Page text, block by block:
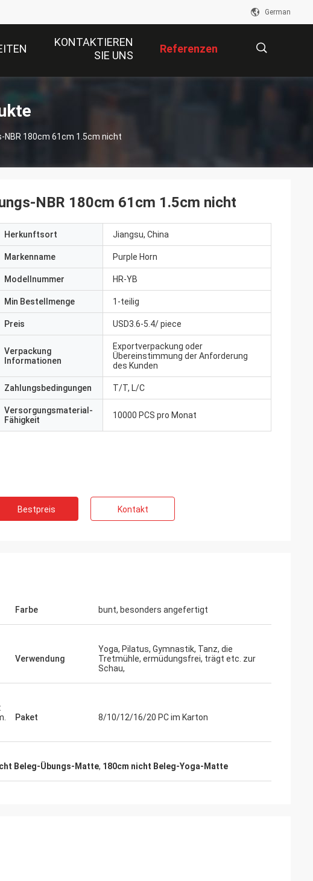
German
KONTAKTIEREN
SIE UNS
Referenzen
180cm 61cm 1.5cm nicht
NBR 180cm 61cm 1.5cm nicht
Herkunftsort Jiangsu, China
Markenname Purple Horn
Modellnummer HR-YB
Min Bestellmenge 1-teilig
Preis USD3.6-5.4/ piece
Verpackung
Informationen
Exportverpackung oder
Übereinstimmung der Anforderung
des Kunden
Zahlungsbedingungen T/T, L/C
Versorgungsmaterial-
Fähigkeit
10000 PCS pro Monat
Bestpreis Kontakt
Farbe bunt, besonders angefertigt
Verwendung
Yoga, Pilatus, Gymnastik, Tanz, die
Tretmühle, ermüdungsfrei, trägt etc. zur
Schau,
Paket 8/10/12/16/20 PC im Karton
Beleg-Übungs-Matte, 180cm nicht Beleg-Yoga-Matte